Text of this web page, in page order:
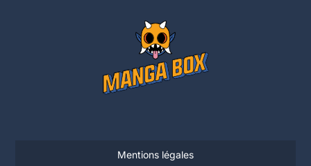
Mentions légales